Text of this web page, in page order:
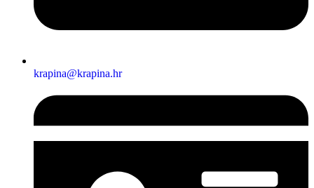
krapina@krapina.hr